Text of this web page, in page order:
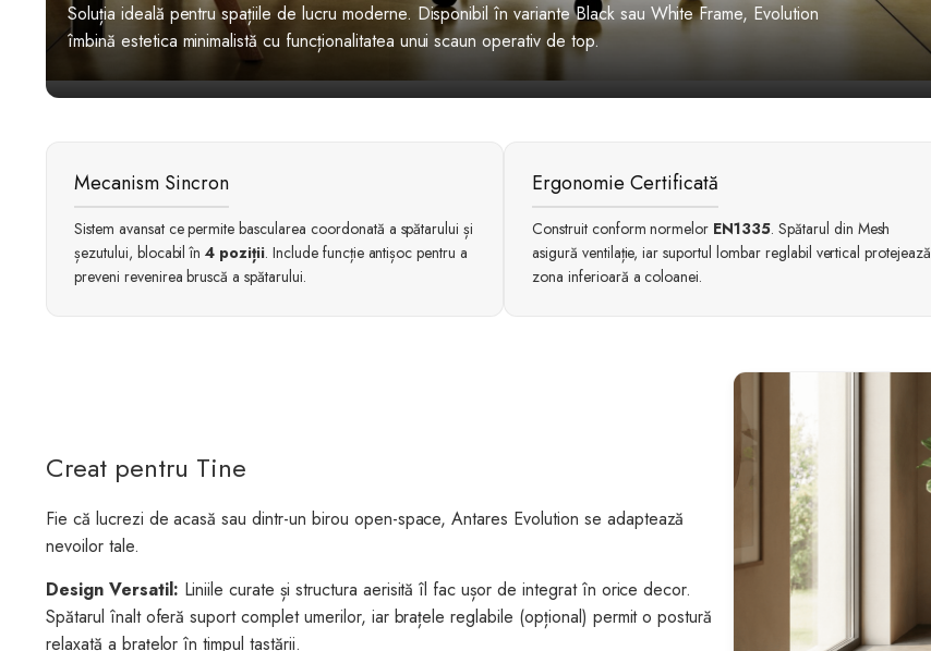
Soluția ideală pentru spațiile de lucru moderne. Disponibil în variante Black sau White Frame, Evolution
îmbină estetica minimalistă cu funcționalitatea unui scaun operativ de top.
Mecanism Sincron
Sistem avansat ce permite bascularea coordonată a spătarului și
șezutului, blocabil în4 poziții. Include funcție antișoc pentru a
preveni revenirea bruscă a spătarului.
Ergonomie Certificată
Construit conform normelor EN1335. Spătarul din Mesh
asigură ventilație, iar suportul lombar reglabil vertical protejează
zona inferioară a coloanei.
Creat pentru Tine
Fie că lucrezi de acasă sau dintr-un birou open-space, Antares Evolution se adaptează
nevoilor tale.
Design Versatil: Liniile curate și structura aerisită îl fac ușor de integrat în orice decor.
Spătarul înalt oferă suport complet umerilor, iar brațele reglabile (opțional) permit o postură
relaxată a brațelor în timpul tastării.